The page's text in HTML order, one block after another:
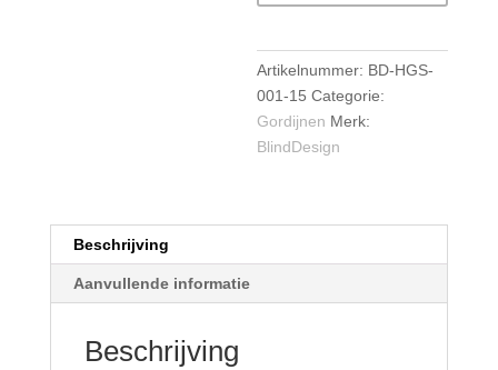
Artikelnummer: BD-HGS-
001-15 Categorie:
Gordijnen Merk:
BlindDesign
Beschrijving
Aanvullende informatie
Beschrijving